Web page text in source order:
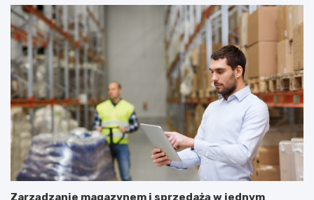
Zarządzanie magazynem i sprzedażą w jednym